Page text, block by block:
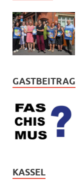
GASTBEITRAG
KASSEL